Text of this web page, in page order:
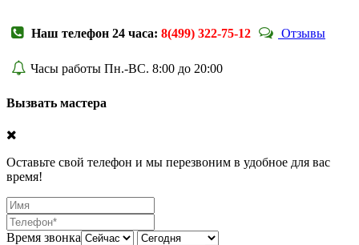
Наш телефон 24 часа: 8(499) 322-75-12 Отзывы
Часы работы Пн.-ВС. 8:00 до 20:00
Вызвать мастера
Оставьте свой телефон и мы перезвоним в удобное для вас
время!
Время звонка